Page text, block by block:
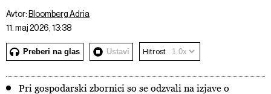
Avtor: Bloomberg Adria
11. maj 2026, 13:38
Preberi na glas Ustavi Hitrost
Pri gospodarski zbornici so se odzvali na izjave o